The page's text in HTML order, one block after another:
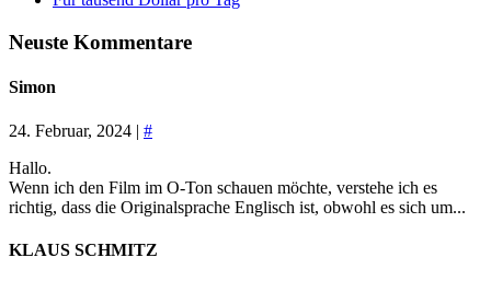
Neuste Kommentare
Simon
24. Februar, 2024 | #
Hallo.
Wenn ich den Film im O-Ton schauen möchte, verstehe ich es
richtig, dass die Originalsprache Englisch ist, obwohl es sich um...
KLAUS SCHMITZ